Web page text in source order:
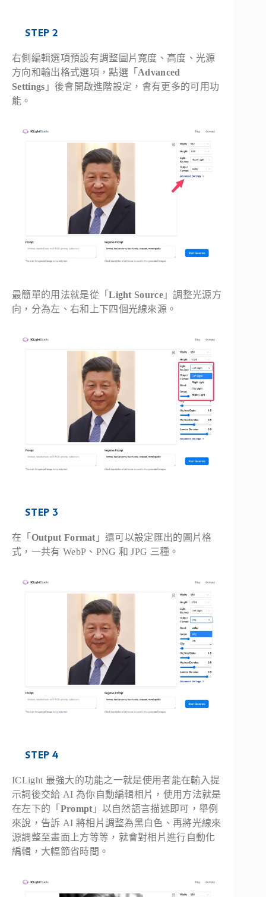
STEP 2
右側編輯選項預設有調整圖片寬度、高度、光源
方向和輸出格式選項，點選「 Advanced
Settings 」後會開啟進階設定，會有更多的可用功
能。
最簡單的用法就是從「Light Source 」調整光源方
向，分為左、右和上下四個光線來源。
STEP 3
在「 Output Format 」還可以設定匯出的圖片格
式，一共有 WebP、PNG 和 JPG 三種。
STEP 4
ICLight 最強大的功能之一就是使用者能在輸入提
示詞後交給 AI 為你自動編輯相片，使用方法就是
在左下的「 Prompt 」以自然語言描述即可，舉例
來說，告訴 AI 將相片調整為黑白色、再將光線來
源調整至畫面上方等等，就會對相片進行自動化
編輯，大幅節省時間。